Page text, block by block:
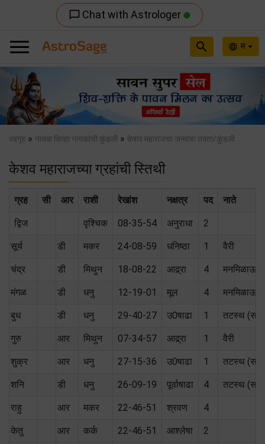
chat_bubble_outline Chat with Astrologer
language म
search
Previous
स्वगृह » नायक किव्हा नायकांची कुंडली » केशव महाराजचा जन्माचा तक्ता/कुंडली
केशव महाराजच्या ग्रहांची स्तिथी
ग्रह सी आर राशी रेखांश नक्षत्र पद नाते
द्विज वृश्चिक 08-35-54 अनुराधा 2
सूर्य डी मकर 24-08-59 धनिष्ठा 1 वैरी
चंद्र डी मिथुन 18-08-22 आद्र्रा 4 मनमिळाऊ
मंगळ डी धनु 12-19-01 मूल 4 मनमिळाऊ
बुध डी धनु 29-40-27 उ0षाढा 1 तटस्थ (सम)
गुरु आर मिथुन 07-34-57 आद्र्रा 1 वैरी
शुक्र आर धनु 27-15-36 उ0षाढा 1 तटस्थ (सम)
शनि डी धनु 26-09-19 पूर्वाषाढा 4 तटस्थ (सम)
राहु आर मकर 22-46-51 श्रवण 4
केतु आर कर्क 22-46-51 आश्लेषा 2